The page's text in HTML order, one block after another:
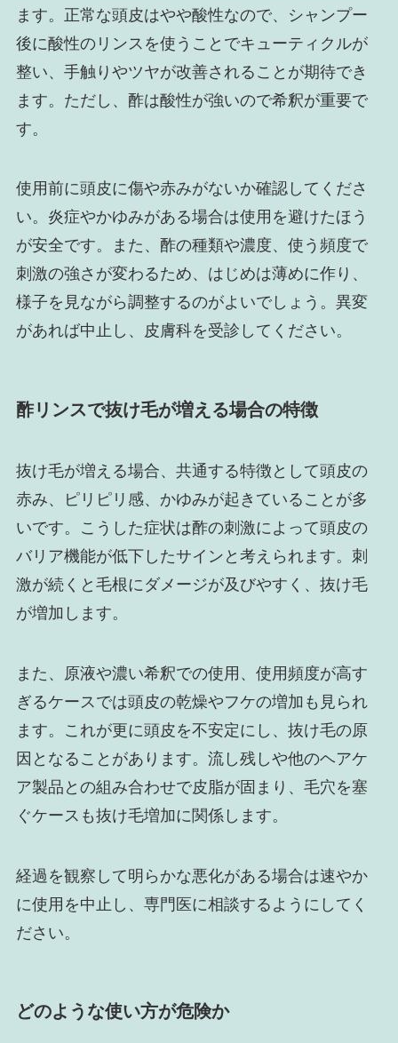
ます。正常な頭皮はやや酸性なので、シャンプー
後に酸性のリンスを使うことでキューティクルが
整い、手触りやツヤが改善されることが期待でき
ます。ただし、酢は酸性が強いので希釈が重要で
す。
使用前に頭皮に傷や赤みがないか確認してくださ
い。炎症やかゆみがある場合は使用を避けたほう
が安全です。また、酢の種類や濃度、使う頻度で
刺激の強さが変わるため、はじめは薄めに作り、
様子を見ながら調整するのがよいでしょう。異変
があれば中止し、皮膚科を受診してください。
酢リンスで抜け毛が増える場合の特徴
抜け毛が増える場合、共通する特徴として頭皮の
赤み、ピリピリ感、かゆみが起きていることが多
いです。こうした症状は酢の刺激によって頭皮の
バリア機能が低下したサインと考えられます。刺
激が続くと毛根にダメージが及びやすく、抜け毛
が増加します。
また、原液や濃い希釈での使用、使用頻度が高す
ぎるケースでは頭皮の乾燥やフケの増加も見られ
ます。これが更に頭皮を不安定にし、抜け毛の原
因となることがあります。流し残しや他のヘアケ
ア製品との組み合わせで皮脂が固まり、毛穴を塞
ぐケースも抜け毛増加に関係します。
経過を観察して明らかな悪化がある場合は速やか
に使用を中止し、専門医に相談するようにしてく
ださい。
どのような使い方が危険か